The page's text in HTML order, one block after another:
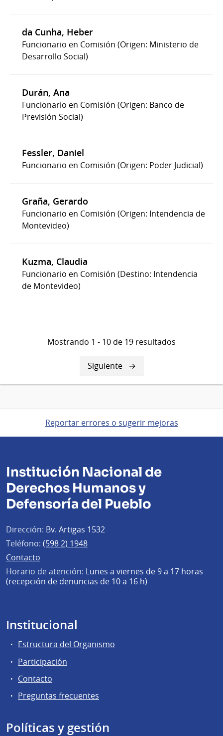
da Cunha, Heber
Funcionario en Comisión (Origen: Ministerio de
Desarrollo Social)
Durán, Ana
Funcionario en Comisión (Origen: Banco de
Previsión Social)
Fessler, Daniel
Funcionario en Comisión (Origen: Poder Judicial)
Graña, Gerardo
Funcionario en Comisión (Origen: Intendencia de
Montevideo)
Kuzma, Claudia
Funcionario en Comisión (Destino: Intendencia
de Montevideo)
Mostrando 1 - 10 de 19 resultados
Siguiente
página
Siguiente
Reportar errores o sugerir mejoras
Institución Nacional de
Derechos Humanos y
Defensoría del Pueblo
Dirección: Bv. Artigas 1532
Teléfono: (598 2) 1948
Contacto
Horario de atención: Lunes a viernes de 9 a 17 horas
(recepción de denuncias de 10 a 16 h)
Institucional
Estructura del Organismo
Participación
Contacto
Preguntas frecuentes
Políticas y gestión